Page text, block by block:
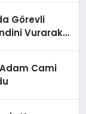
Görevli
Vurarak
Adam Cami